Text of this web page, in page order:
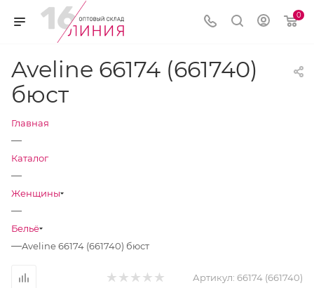
0
Aveline 66174 (661740)
бюст
Главная
—
Каталог
—
Женщины
—
Бельё
—Aveline 66174 (661740) бюст
Артикул: 66174 (661740)